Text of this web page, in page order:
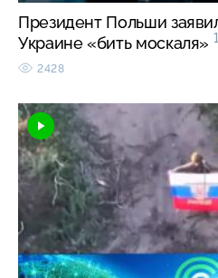
Президент Польши
Украине «бить москаля»
2428